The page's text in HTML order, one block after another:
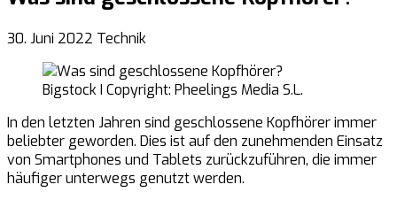
30. Juni 2022 Technik
Bigstock I Copyright: Pheelings Media S.L.
In den letzten Jahren sind geschlossene Kopfhörer immer
beliebter geworden. Dies ist auf den zunehmenden Einsatz
von Smartphones und Tablets zurückzuführen, die immer
häufiger unterwegs genutzt werden.